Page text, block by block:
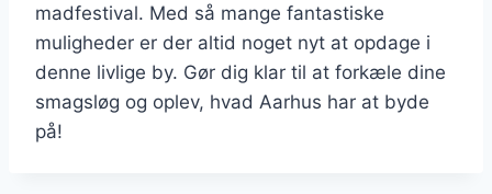
madfestival. Med så mange fantastiske
muligheder er der altid noget nyt at opdage i
denne livlige by. Gør dig klar til at forkæle dine
smagsløg og oplev, hvad Aarhus har at byde
på!